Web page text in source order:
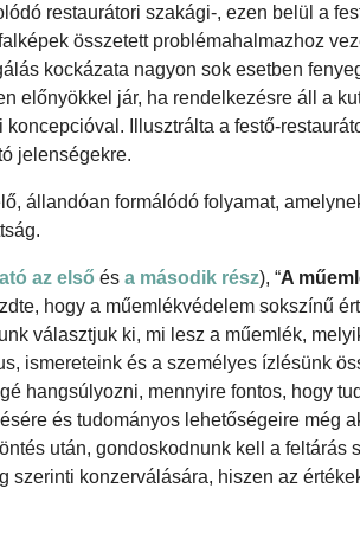
restaurátori szakági-, ezen belül a
összetett problémahalmazhoz
kockázata nagyon sok esetben
előnyökkel jár, ha rendelkezésre áll a
Illusztrálta a festő-
jelenségekre.
állandóan formálódó folyamat,
az első és a második rész), “A
hogy a műemlékvédelem sokszínű
választjuk ki, mi lesz a műemlék,
ismereteink és a személyes ízlésünk
hangsúlyozni, mennyire fontos, hogy
és tudományos lehetőségeire még
után, gondoskodnunk kell a feltárás
konzerválására, hiszen az